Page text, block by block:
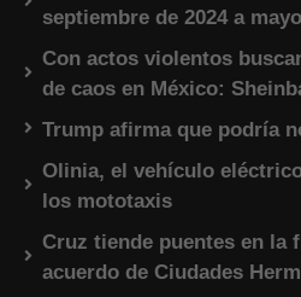
septiembre de 2024 a
Con actos violentos
de caos en México:
Trump afirma que podría
Olinia, el vehículo
los mototaxis
Cruz tiende puentes en la
acuerdo de Ciudades